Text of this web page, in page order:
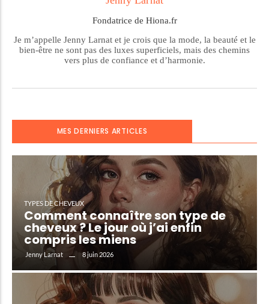
Fondatrice de Hiona.fr
Je m’appelle Jenny Larnat et je crois que la mode, la beauté et le
bien-être ne sont pas des luxes superficiels, mais des chemins
vers plus de confiance et d’harmonie.
MES DERNIERS ARTICLES
TYPES DE CHEVEUX
Comment connaître son type de
cheveux ? Le jour où j’ai enfin
compris les miens
Jenny Larnat 8 juin 2026